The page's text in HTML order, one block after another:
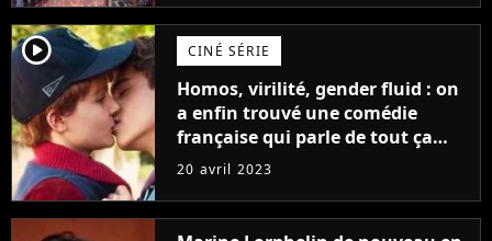
player2 CINÉ SÉRIE
Homos, virilité, gender fluid : on
a enfin trouvé une comédie
française qui parle de tout ça
sans être super ringarde
20 avril 2023